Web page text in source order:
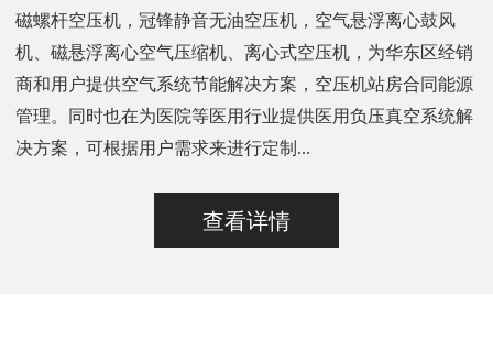
磁螺杆空压机，冠锋静音无油空压机，空气悬浮离心鼓风
机、磁悬浮离心空气压缩机、离心式空压机，为华东区经销
商和用户提供空气系统节能解决方案，空压机站房合同能源
管理。同时也在为医院等医用行业提供医用负压真空系统解
决方案，可根据用户需求来进行定制...
查看详情